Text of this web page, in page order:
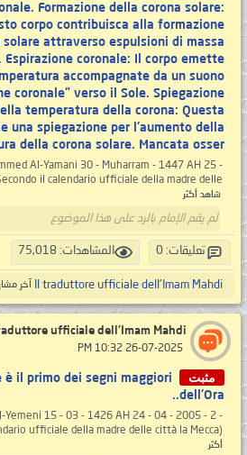
Formazione della corona solare:
corpo contribuisca alla formazione
solare attraverso espulsioni di massa
Espirazione coronale: Il corpo emette
accompagnate da un suono
coronale" verso il Sole. Spiegazione
temperatura della corona: Questa
una spiegazione per l'aumento della
della corona solare. Mancata osser
Al-Yamani 30 - Muharram - 1447 AH 25 -
il calendario ufficiale della madre delle...
شاهد أكثر
لم يقم الإمام بالرد على هذا الموضوع
تعليقات: 0 المشاهدات: 75,018
Il traduttore ufficiale dell'Imam Mahdi آخر مشاركة:
ufficiale dell'Imam Mahdi
مثبت
è il primo dei segni maggiori
dell'Ora..
Al-Yemeni 15 - 03 - 1426 AH 24 - 04 - 2005
ufficiale della madre delle città la Mecca)...
أكثر